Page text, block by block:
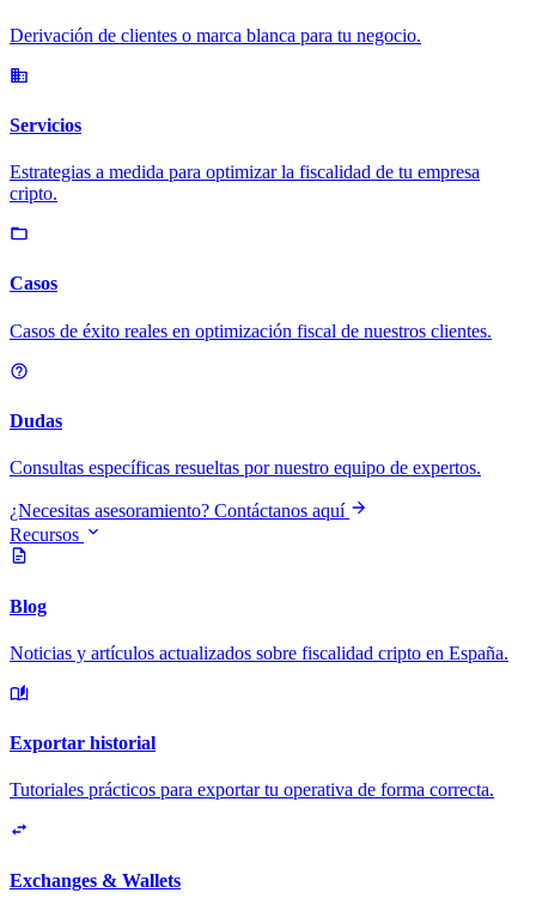
Derivación de clientes o marca blanca para tu negocio.
Servicios
Estrategias a medida para optimizar la fiscalidad de tu empresa
cripto.
Casos
Casos de éxito reales en optimización fiscal de nuestros clientes.
Dudas
Consultas específicas resueltas por nuestro equipo de expertos.
¿Necesitas asesoramiento? Contáctanos aquí
Recursos
Blog
Noticias y artículos actualizados sobre fiscalidad cripto en España.
Exportar historial
Tutoriales prácticos para exportar tu operativa de forma correcta.
Exchanges & Wallets